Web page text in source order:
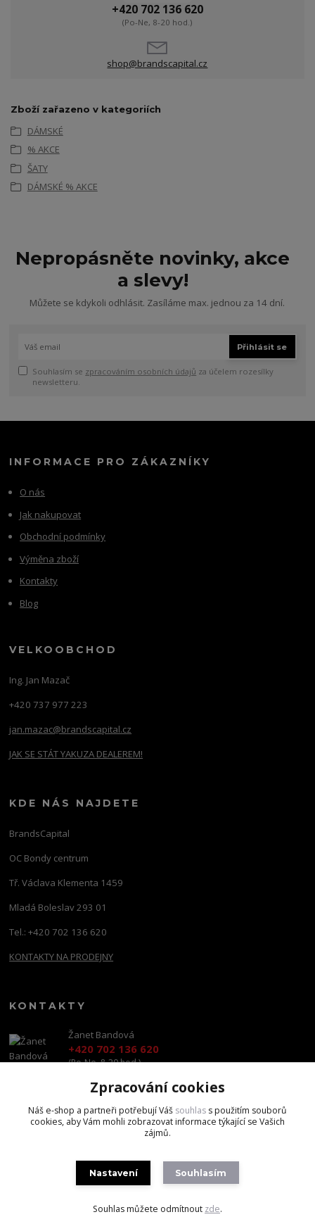
+420 702 136 620
(Po-Ne, 8-20 hod.)
shop@brandscapital.cz
Zboží zařazeno v kategoriích
DÁMSKÉ
% AKCE
ŠATY
DÁMSKÉ % AKCE
Nepropásněte novinky, akce
a slevy!
Můžete se kdykoli odhlásit. Zasíláme max. jednou za 14 dní.
Přihlásit se
Souhlasím se zpracováním osobních údajů za účelem rozesílky
newsletteru.
INFORMACE PRO ZÁKAZNÍKY
O nás
Jak nakupovat
Obchodní podmínky
Výměna zboží
Kontakty
Blog
VELKOOBCHOD
Ing. Jan Mazač
+420 737 977 223
jan.mazac@brandscapital.cz
JAK SE STÁT YAKUZA DEALEREM!
KDE NÁS NAJDETE
BrandsCapital
OC Bondy centrum
Tř. Václava Klementa 1459
Mladá Boleslav 293 01
Tel.: +420 702 136 620
KONTAKTY NA PRODEJNY
KONTAKTY
Žanet Bandová
+420 702 136 620
(Po-Ne, 8-20 hod.)
shop@brandscapital.cz
Zpracování cookies
Náš e-shop a partneři potřebují Váš souhlas s použitím souborů
cookies, aby Vám mohli zobrazovat informace týkající se Vašich
zájmů.
Nastavení Souhlasím
Souhlas můžete odmítnout zde.